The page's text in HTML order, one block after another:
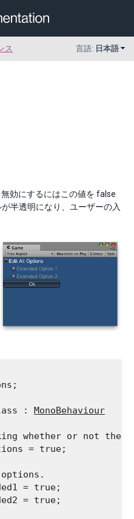
ス 言語: 日本語
効にするにはこの値を false
半透明になり、ユーザーの入
: MonoBehaviour
whether or not the
= true;
= true;
= true;